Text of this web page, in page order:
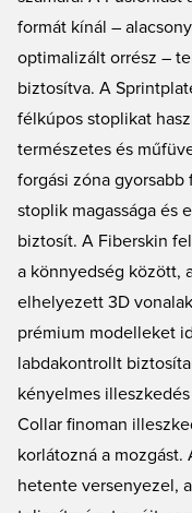
formát kínál –
optimalizált orrész –
biztosítva. A
félkúpos stoplikat
természetes és
forgási zóna
stoplik magassága és
biztosít. A Fiberskin
a könnyedség között,
elhelyezett 3D
prémium modelleket
labdakontrollt
kényelmes
Collar finoman
korlátozná a mozgást.
hetente versenyezel,